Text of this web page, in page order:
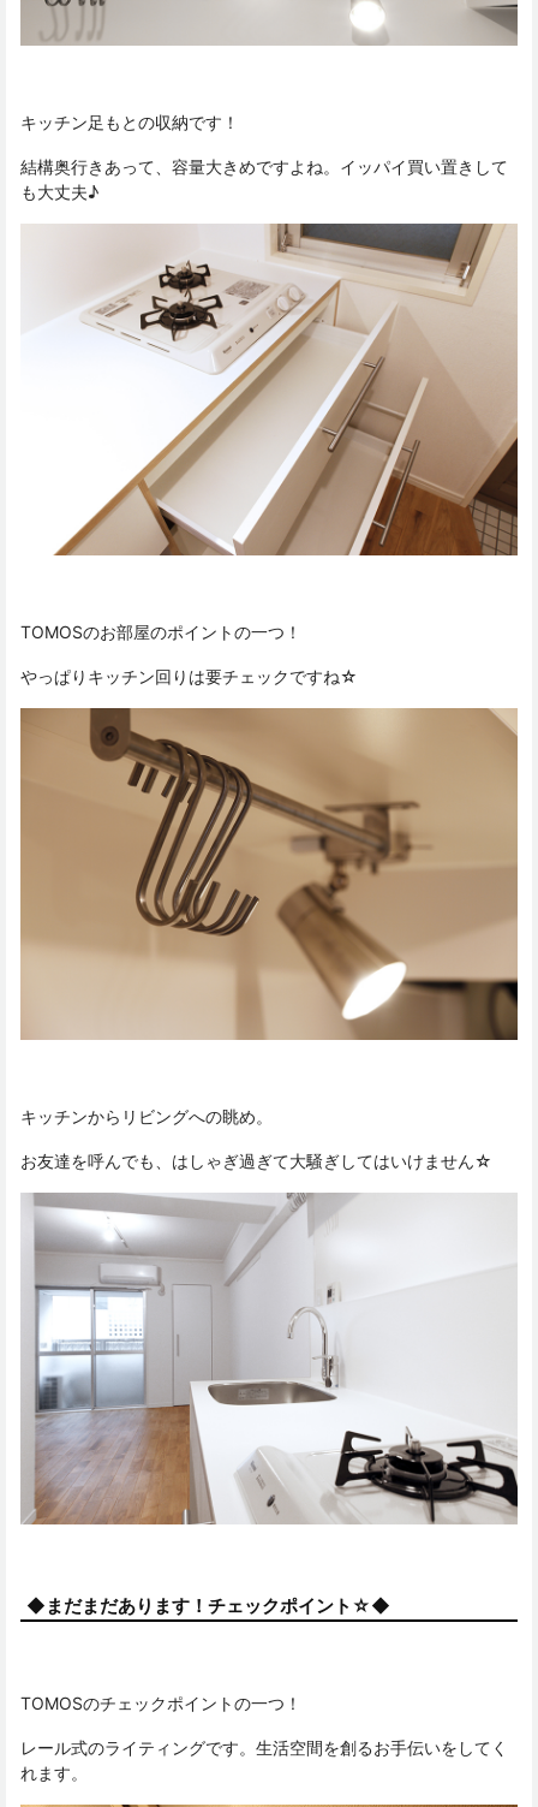
キッチン足もとの収納です！
結構奥行きあって、容量大きめですよね。イッパイ買い置きして
も大丈夫♪
TOMOSのお部屋のポイントの一つ！
やっぱりキッチン回りは要チェックですね☆
キッチンからリビングへの眺め。
お友達を呼んでも、はしゃぎ過ぎて大騒ぎしてはいけません☆
◆まだまだあります！チェックポイント☆◆
TOMOSのチェックポイントの一つ！
レール式のライティングです。生活空間を創るお手伝いをしてく
れます。